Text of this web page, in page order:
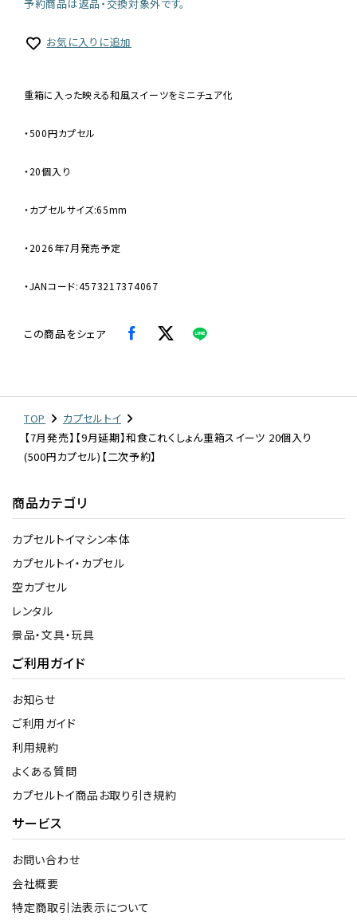
予約商品は返品・交換対象外です。
お気に入りに追加
重箱に入った映える和風スイーツをミニチュア化
・500円カプセル
・20個入り
・カプセルサイズ:65mm
・2026年7月発売予定
・JANコード:4573217374067
この商品をシェア
TOP
カプセルトイ
【7月発売】【9月延期】和食これくしょん重箱スイーツ 20個入り
(500円カプセル)【二次予約】
商品カテゴリ
カプセルトイマシン本体
カプセルトイ・カプセル
空カプセル
レンタル
景品・文具・玩具
ご利用ガイド
お知らせ
ご利用ガイド
利用規約
よくある質問
カプセルトイ商品お取り引き規約
サービス
お問い合わせ
会社概要
特定商取引法表示について